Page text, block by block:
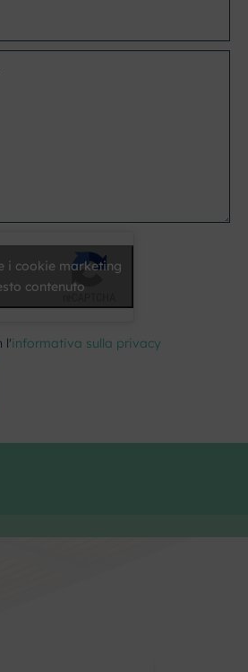
i cookie marketing
contenuto
l'informativa sulla privacy